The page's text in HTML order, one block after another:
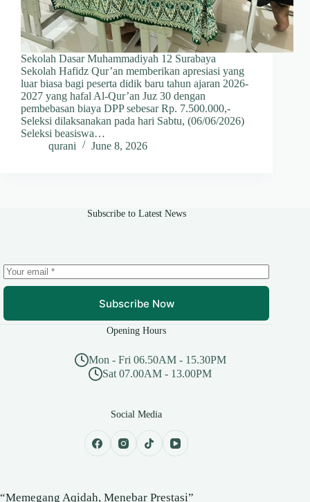
Sekolah Dasar Muhammadiyah 12 Surabaya
Sekolah Hafidz Qur’an memberikan apresiasi yang
luar biasa bagi peserta didik baru tahun ajaran 2026-
2027 yang hafal Al-Qur’an Juz 30 dengan
pembebasan biaya DPP sebesar Rp. 7.500.000,-
Seleksi dilaksanakan pada hari Sabtu, (06/06/2026)
Seleksi beasiswa…
qurani
June 8, 2026
Subscribe to Latest News
Subscribe Now
Opening Hours
Mon - Fri 06.50AM - 15.30PM
Sat 07.00AM - 13.00PM
Social Media
“Memegang Aqidah, Menebar Prestasi”